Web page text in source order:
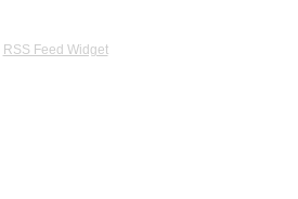
RSS Feed Widget